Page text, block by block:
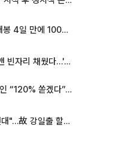
놀란 감독 '오디세이', 개봉 4일 만에 100만 돌파⋯'왕사남' 보다 빠르다
'불명' 문세윤, 故 터틀맨 빈자리 채웠다…'거북이' 눈물의 최종 우승
AT마드리드 ‘7번’ 이강인 “120% 쏟겠다”⋯시메오네 감독 “필요한 선수”
추미애 "우리 목표는 연대"…故 강일출 할머니 흉상 제막